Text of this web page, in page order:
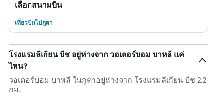
เลือกสนามบิน
เที่ยวบินไปกูตา
โรงแรมลีเกียน บีช อยู่ห่างจาก วอเตอร์บอม บาหลี แค่
ไหน?
วอเตอร์บอม บาหลี ในกูตาอยู่ห่างจาก โรงแรมลีเกียน บีช 2.2
กม.